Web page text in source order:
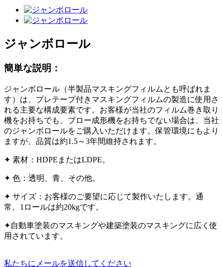
ジャンボロール
簡単な説明：
ジャンボロール（半製品マスキングフィルムとも呼ばれま
す）は、プレテープ付きマスキングフィルムの製造に使用さ
れる主要な構成要素です。お客様が当社のフィルム巻き取り
機をお持ちでも、ブロー成形機をお持ちでない場合は、当社
のジャンボロールをご購入いただけます。保管環境にもより
ますが、品質は約1.5～3年間維持されます。
✦ 素材：HDPEまたはLDPE。
✦ 色：透明、青、その他。
✦ サイズ：お客様のご要望に応じて製作いたします。通
常、1ロールは約20kgです。
✦自動車塗装のマスキングや建築塗装のマスキングに広く使
用されています。
私たちにメールを送信してください